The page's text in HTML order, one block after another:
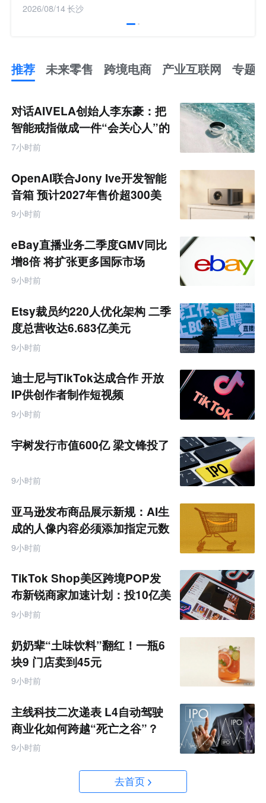
2026/08/14长沙
推荐 未来零售 跨境电商 产业互联网 专题
来
零
售
跨
境
产
业
互
联
网
对话AIVELA创始人李东豪：把
智能戒指做成一件“会关心人”的
饰品
7小时前
OpenAI联合Jony Ive开发智能
音箱 预计2027年售价超300美
元
9小时前
eBay直播业务二季度GMV同比
增8倍 将扩张更多国际市场
9小时前
Etsy裁员约220人优化架构 二季
度总营收达6.683亿美元
9小时前
迪士尼与TikTok达成合作 开放
IP供创作者制作短视频
9小时前
宇树发行市值600亿 梁文锋投了
9小时前
亚马逊发布商品展示新规：AI生
成的人像内容必须添加指定元数
据
9小时前
TikTok Shop美区跨境POP发
布新锐商家加速计划：投10亿美
金资源帮扶四类商家
9小时前
奶奶辈“土味饮料”翻红！一瓶6
块9 门店卖到45元
9小时前
主线科技二次递表 L4自动驾驶
商业化如何跨越“死亡之谷”？
9小时前
去首页